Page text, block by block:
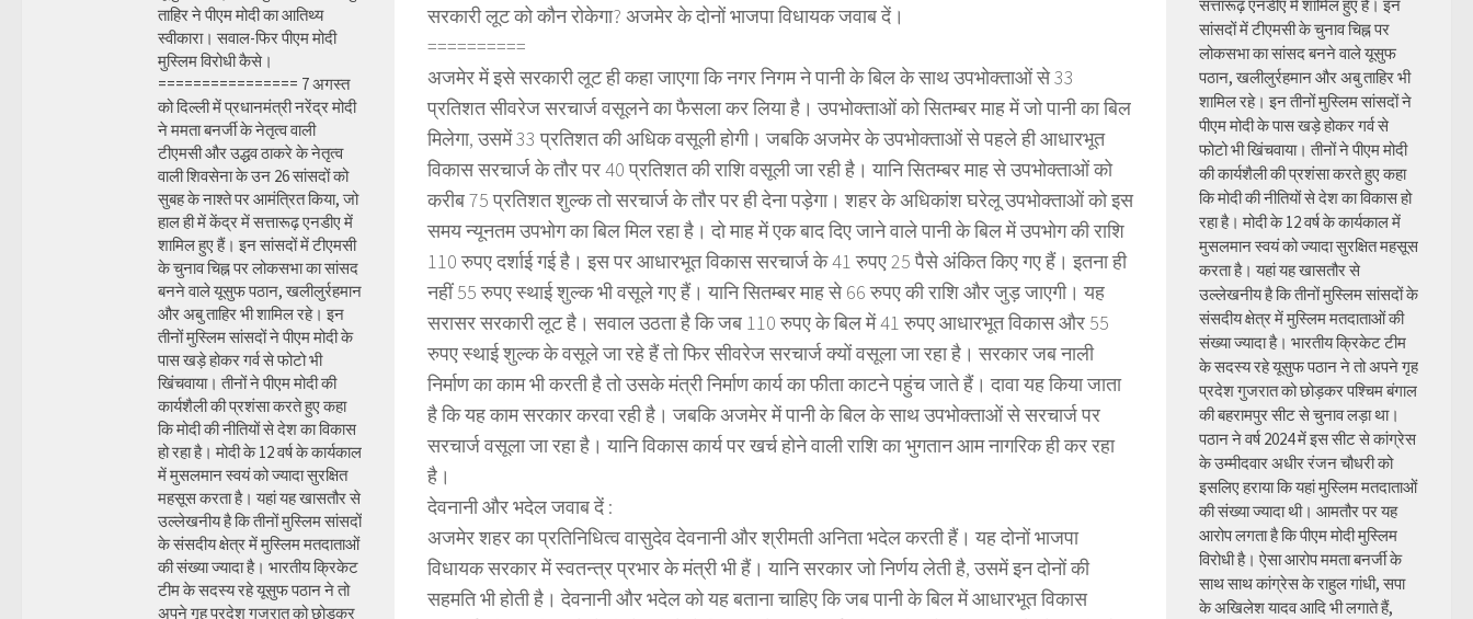
सरकारी लूट को कौन रोकेगा? अजमेर के दोनों भाजपा विधायक जवाब दें।
==========
अजमेर में इसे सरकारी लूट ही कहा जाएगा कि नगर निगम ने पानी के बिल के साथ उपभोक्ताओं से 33
प्रतिशत सीवरेज सरचार्ज वसूलने का फैसला कर लिया है। उपभोक्ताओं को सितम्बर माह में जो पानी का बिल
मिलेगा, उसमें 33 प्रतिशत की अधिक वसूली होगी। जबकि अजमेर के उपभोक्ताओं से पहले ही आधारभूत
विकास सरचार्ज के तौर पर 40 प्रतिशत की राशि वसूली जा रही है। यानि सितम्बर माह से उपभोक्ताओं को
करीब 75 प्रतिशत शुल्क तो सरचार्ज के तौर पर ही देना पड़ेगा। शहर के अधिकांश घरेलू उपभोक्ताओं को इस
समय न्यूनतम उपभोग का बिल मिल रहा है। दो माह में एक बाद दिए जाने वाले पानी के बिल में उपभोग की राशि
110 रुपए दर्शाई गई है। इस पर आधारभूत विकास सरचार्ज के 41 रुपए 25 पैसे अंकित किए गए हैं। इतना ही
नहीं 55 रुपए स्थाई शुल्क भी वसूले गए हैं। यानि सितम्बर माह से 66 रुपए की राशि और जुड़ जाएगी। यह
सरासर सरकारी लूट है। सवाल उठता है कि जब 110 रुपए के बिल में 41 रुपए आधारभूत विकास और 55
रुपए स्थाई शुल्क के वसूले जा रहे हैं तो फिर सीवरेज सरचार्ज क्यों वसूला जा रहा है। सरकार जब नाली
निर्माण का काम भी करती है तो उसके मंत्री निर्माण कार्य का फीता काटने पहुंच जाते हैं। दावा यह किया जाता
है कि यह काम सरकार करवा रही है। जबकि अजमेर में पानी के बिल के साथ उपभोक्ताओं से सरचार्ज पर
सरचार्ज वसूला जा रहा है। यानि विकास कार्य पर खर्च होने वाली राशि का भुगतान आम नागरिक ही कर रहा
है।
देवनानी और भदेल जवाब दें :
अजमेर शहर का प्रतिनिधित्व वासुदेव देवनानी और श्रीमती अनिता भदेल करती हैं। यह दोनों भाजपा
विधायक सरकार में स्वतन्त्र प्रभार के मंत्री भी हैं। यानि सरकार जो निर्णय लेती है, उसमें इन दोनों की
सहमति भी होती है। देवनानी और भदेल को यह बताना चाहिए कि जब पानी के बिल में आधारभूत विकास
ताहिर ने पीएम मोदी का आतिथ्य
स्वीकारा। सवाल-फिर पीएम मोदी
मुस्लिम विरोधी कैसे।
================ 7 अगस्त
को दिल्ली में प्रधानमंत्री नरेंद्र मोदी
ने ममता बनर्जी के नेतृत्व वाली
टीएमसी और उद्धव ठाकरे के नेतृत्व
वाली शिवसेना के उन 26 सांसदों को
सुबह के नाश्ते पर आमंत्रित किया, जो
हाल ही में केंद्र में सत्तारूढ़ एनडीए में
शामिल हुए हैं। इन सांसदों में टीएमसी
के चुनाव चिह्न पर लोकसभा का सांसद
बनने वाले यूसुफ पठान, खलीलुर्रहमान
और अबु ताहिर भी शामिल रहे। इन
तीनों मुस्लिम सांसदों ने पीएम मोदी के
पास खड़े होकर गर्व से फोटो भी
खिंचवाया। तीनों ने पीएम मोदी की
कार्यशैली की प्रशंसा करते हुए कहा
कि मोदी की नीतियों से देश का विकास
हो रहा है। मोदी के 12 वर्ष के कार्यकाल
में मुसलमान स्वयं को ज्यादा सुरक्षित
महसूस करता है। यहां यह खासतौर से
उल्लेखनीय है कि तीनों मुस्लिम सांसदों
के संसदीय क्षेत्र में मुस्लिम मतदाताओं
की संख्या ज्यादा है। भारतीय क्रिकेट
टीम के सदस्य रहे यूसुफ पठान ने तो
अपने गृह प्रदेश गुजरात को छोड़कर
सत्तारूढ़ एनडीए में शामिल हुए हैं। इन
सांसदों में टीएमसी के चुनाव चिह्न पर
लोकसभा का सांसद बनने वाले यूसुफ
पठान, खलीलुर्रहमान और अबु ताहिर भी
शामिल रहे। इन तीनों मुस्लिम सांसदों ने
पीएम मोदी के पास खड़े होकर गर्व से
फोटो भी खिंचवाया। तीनों ने पीएम मोदी
की कार्यशैली की प्रशंसा करते हुए कहा
कि मोदी की नीतियों से देश का विकास हो
रहा है। मोदी के 12 वर्ष के कार्यकाल में
मुसलमान स्वयं को ज्यादा सुरक्षित महसूस
करता है। यहां यह खासतौर से
उल्लेखनीय है कि तीनों मुस्लिम सांसदों के
संसदीय क्षेत्र में मुस्लिम मतदाताओं की
संख्या ज्यादा है। भारतीय क्रिकेट टीम
के सदस्य रहे यूसुफ पठान ने तो अपने गृह
प्रदेश गुजरात को छोड़कर पश्चिम बंगाल
की बहरामपुर सीट से चुनाव लड़ा था।
पठान ने वर्ष 2024 में इस सीट से कांग्रेस
के उम्मीदवार अधीर रंजन चौधरी को
इसलिए हराया कि यहां मुस्लिम मतदाताओं
की संख्या ज्यादा थी। आमतौर पर यह
आरोप लगता है कि पीएम मोदी मुस्लिम
विरोधी है। ऐसा आरोप ममता बनर्जी के
साथ साथ कांग्रेस के राहुल गांधी, सपा
के अखिलेश यादव आदि भी लगाते हैं,